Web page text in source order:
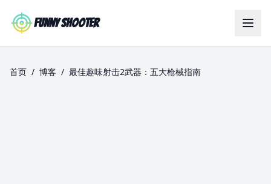
Funny Shooter
首页 / 博客 / 最佳趣味射击2武器：五大枪械指南